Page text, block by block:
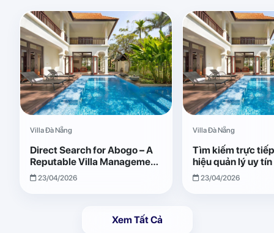
Villa Đà Nẵng
Direct Search for Abogo – A
Reputable Villa Management
Brand with Transparent and
Effective Operations
23/04/2026
Villa Đà Nẵng
Tìm kiếm trực
hiệu quản lý uy
Giải pháp vận
quả, minh bạch
23/04/2026
Xem Tất Cả